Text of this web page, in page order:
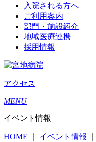
入院される方へ
ご利用案内
部門・施設紹介
地域医療連携
採用情報
アクセス
MENU
イベント情報
HOME イベント情報